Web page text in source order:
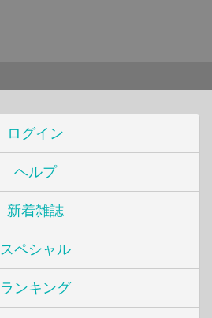
ログイン
ヘルプ
新着雑誌
スペシャル
ランキング